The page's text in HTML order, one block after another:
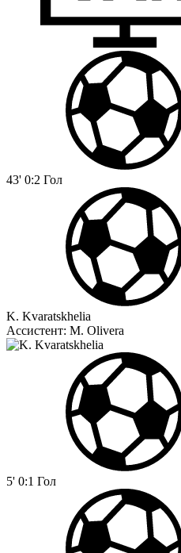
43' 0:2 Гол
K. Kvaratskhelia
Ассистент: M. Olivera
5' 0:1 Гол